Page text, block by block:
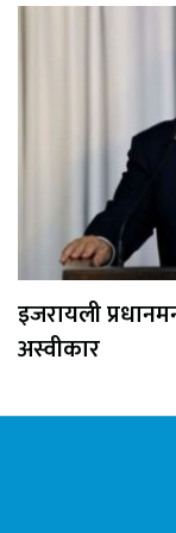
इजरायली
अस्वीकार